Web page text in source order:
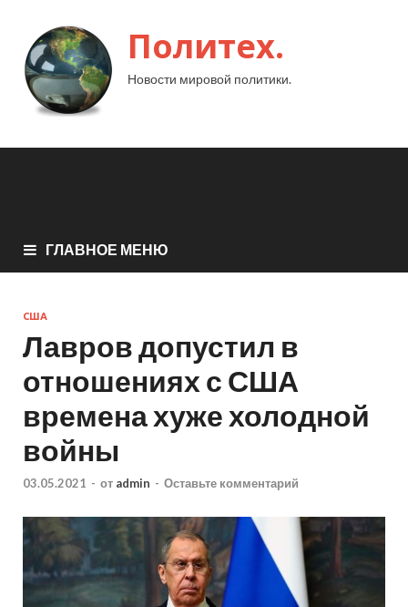
Политех.
Новости мировой политики.
ГЛАВНОЕ МЕНЮ
США
Лавров допустил в
отношениях с США
времена хуже холодной
войны
03.05.2021 - от admin - Оставьте комментарий